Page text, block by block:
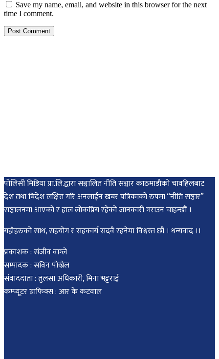
Save my name, email, and website in this browser for the next
time I comment.
पोलिसी मिडिया प्रा.लि.द्वारा सञ्चालित नीति सञ्चार काठमाडाैंकाे चावहिलबाट
देश तथा बिदेश लक्षित गरि अनलाईन खबर पत्रिकाको रुपमा “नीति सञ्चार”
सञ्चालनमा आएको र हाल लोकप्रिय रहेको जानकारी गराउन चाहन्छौं ।
यहाँहरुको साथ, सहयोग र सहकार्य सदवै रहनेमा विश्वस्त छौं । धन्यवाद ।।
प्रकाशक : संजीव वाग्ले
सम्पादक : सविन पोख्रेल
संवाददाता : तुलसा अधिकारी, मिना भट्टराई
कम्प्यूटर ग्राफिक्स : आर के कटवाल